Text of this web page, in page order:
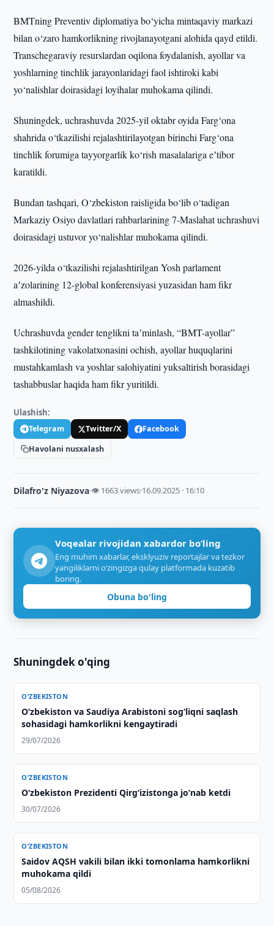
BMTning Preventiv diplomatiya bo‘yicha mintaqaviy markazi
bilan o‘zaro hamkorlikning rivojlanayotgani alohida qayd etildi.
Transchegaraviy resurslardan oqilona foydalanish, ayollar va
yoshlarning tinchlik jarayonlaridagi faol ishtiroki kabi
yo‘nalishlar doirasidagi loyihalar muhokama qilindi.
Shuningdek, uchrashuvda 2025-yil oktabr oyida Farg‘ona
shahrida o‘tkazilishi rejalashtirilayotgan birinchi Farg‘ona
tinchlik forumiga tayyorgarlik ko‘rish masalalariga eʼtibor
karatildi.
Bundan tashqari, O‘zbekiston raisligida bo‘lib o‘tadigan
Markaziy Osiyo davlatlari rahbarlarining 7-Maslahat uchrashuvi
doirasidagi ustuvor yo‘nalishlar muhokama qilindi.
2026-yilda o‘tkazilishi rejalashtirilgan Yosh parlament
aʼzolarining 12-global konferensiyasi yuzasidan ham fikr
almashildi.
Uchrashuvda gender tenglikni taʼminlash, “BMT-ayollar”
tashkilotining vakolatxonasini ochish, ayollar huquqlarini
mustahkamlash va yoshlar salohiyatini yuksaltirish borasidagi
tashabbuslar haqida ham fikr yuritildi.
Ulashish:
Telegram Twitter/X
Facebook
Havolani nusxalash
Dilafro'z Niyazova·👁 1663 views·16.09.2025 · 16:10
Voqealar rivojidan xabardor bo‘ling
Eng muhim xabarlar, eksklyuziv reportajlar va tezkor
yangiliklarni o‘zingizga qulay platformada kuzatib
boring.
Obuna bo'ling
Shuningdek o'qing
O‘ZBEKISTON
Oʻzbekiston va Saudiya Arabistoni sogʻliqni saqlash
sohasidagi hamkorlikni kengaytiradi
29/07/2026
O‘ZBEKISTON
O‘zbekiston Prezidenti Qirg‘izistonga jo‘nab ketdi
30/07/2026
O‘ZBEKISTON
Saidov AQSH vakili bilan ikki tomonlama hamkorlikni
muhokama qildi
05/08/2026